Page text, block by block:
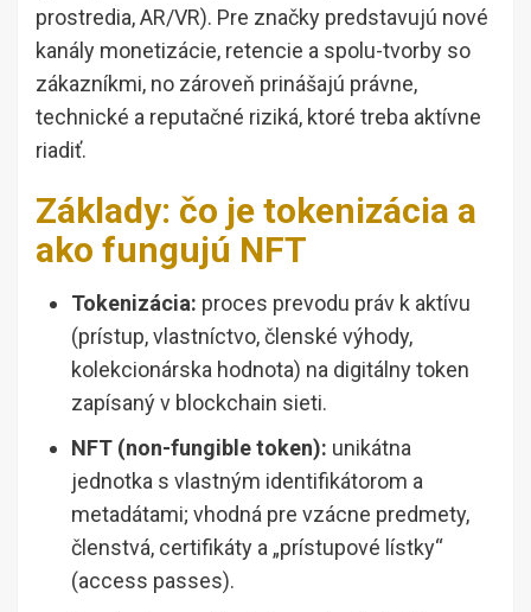
prostredia, AR/VR). Pre značky predstavujú nové
kanály monetizácie, retencie a spolu-tvorby so
zákazníkmi, no zároveň prinášajú právne,
technické a reputačné riziká, ktoré treba aktívne
riadiť.
Základy: čo je tokenizácia a
ako fungujú NFT
Tokenizácia: proces prevodu práv k aktívu
(prístup, vlastníctvo, členské výhody,
kolekcionárska hodnota) na digitálny token
zapísaný v blockchain sieti.
NFT (non-fungible token): unikátna
jednotka s vlastným identifikátorom a
metadátami; vhodná pre vzácne predmety,
členstvá, certifikáty a „prístupové lístky“
(access passes).